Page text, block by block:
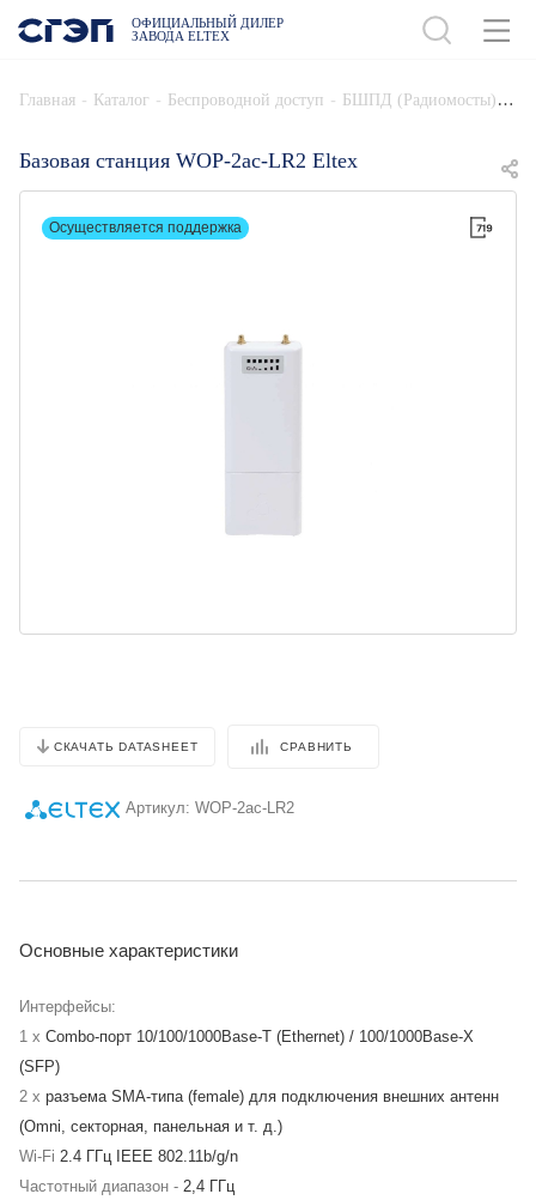
ОФИЦИАЛЬНЫЙ ДИЛЕР
ЗАВОДА ELTEX
Главная - Каталог - Беспроводной доступ - БШПД (Радиомосты)
Базовая станция WOP-2ac-LR2 Eltex
Осуществляется поддержка
СКАЧАТЬ DATASHEET СРАВНИТЬ
Артикул: WOP-2ac-LR2
Основные характеристики
Интерфейсы:
1 x Combo-порт 10/100/1000Base-T (Ethernet) / 100/1000Base-X
(SFP)
2 x разъема SMA-типа (female) для подключения внешних антенн
(Omni, секторная, панельная и т. д.)
Wi-Fi 2.4 ГГц IEEE 802.11b/g/n
Частотный диапазон - 2,4 ГГц